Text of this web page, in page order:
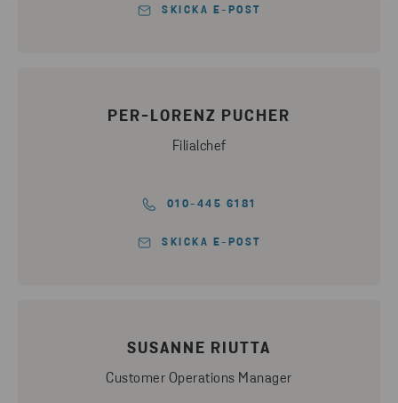
SKICKA E-POST
PER-LORENZ PUCHER
Filialchef
010-445 6181
SKICKA E-POST
SUSANNE RIUTTA
Customer Operations Manager